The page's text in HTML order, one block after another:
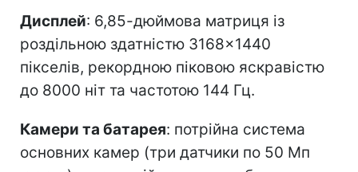
Дисплей: 6,85-дюймова матриця із
роздільною здатністю 3168×1440
пікселів, рекордною піковою яскравістю
до 8000 ніт та частотою 144 Гц.
Камери та батарея: потрійна система
основних камер (три датчики по 50 Мп